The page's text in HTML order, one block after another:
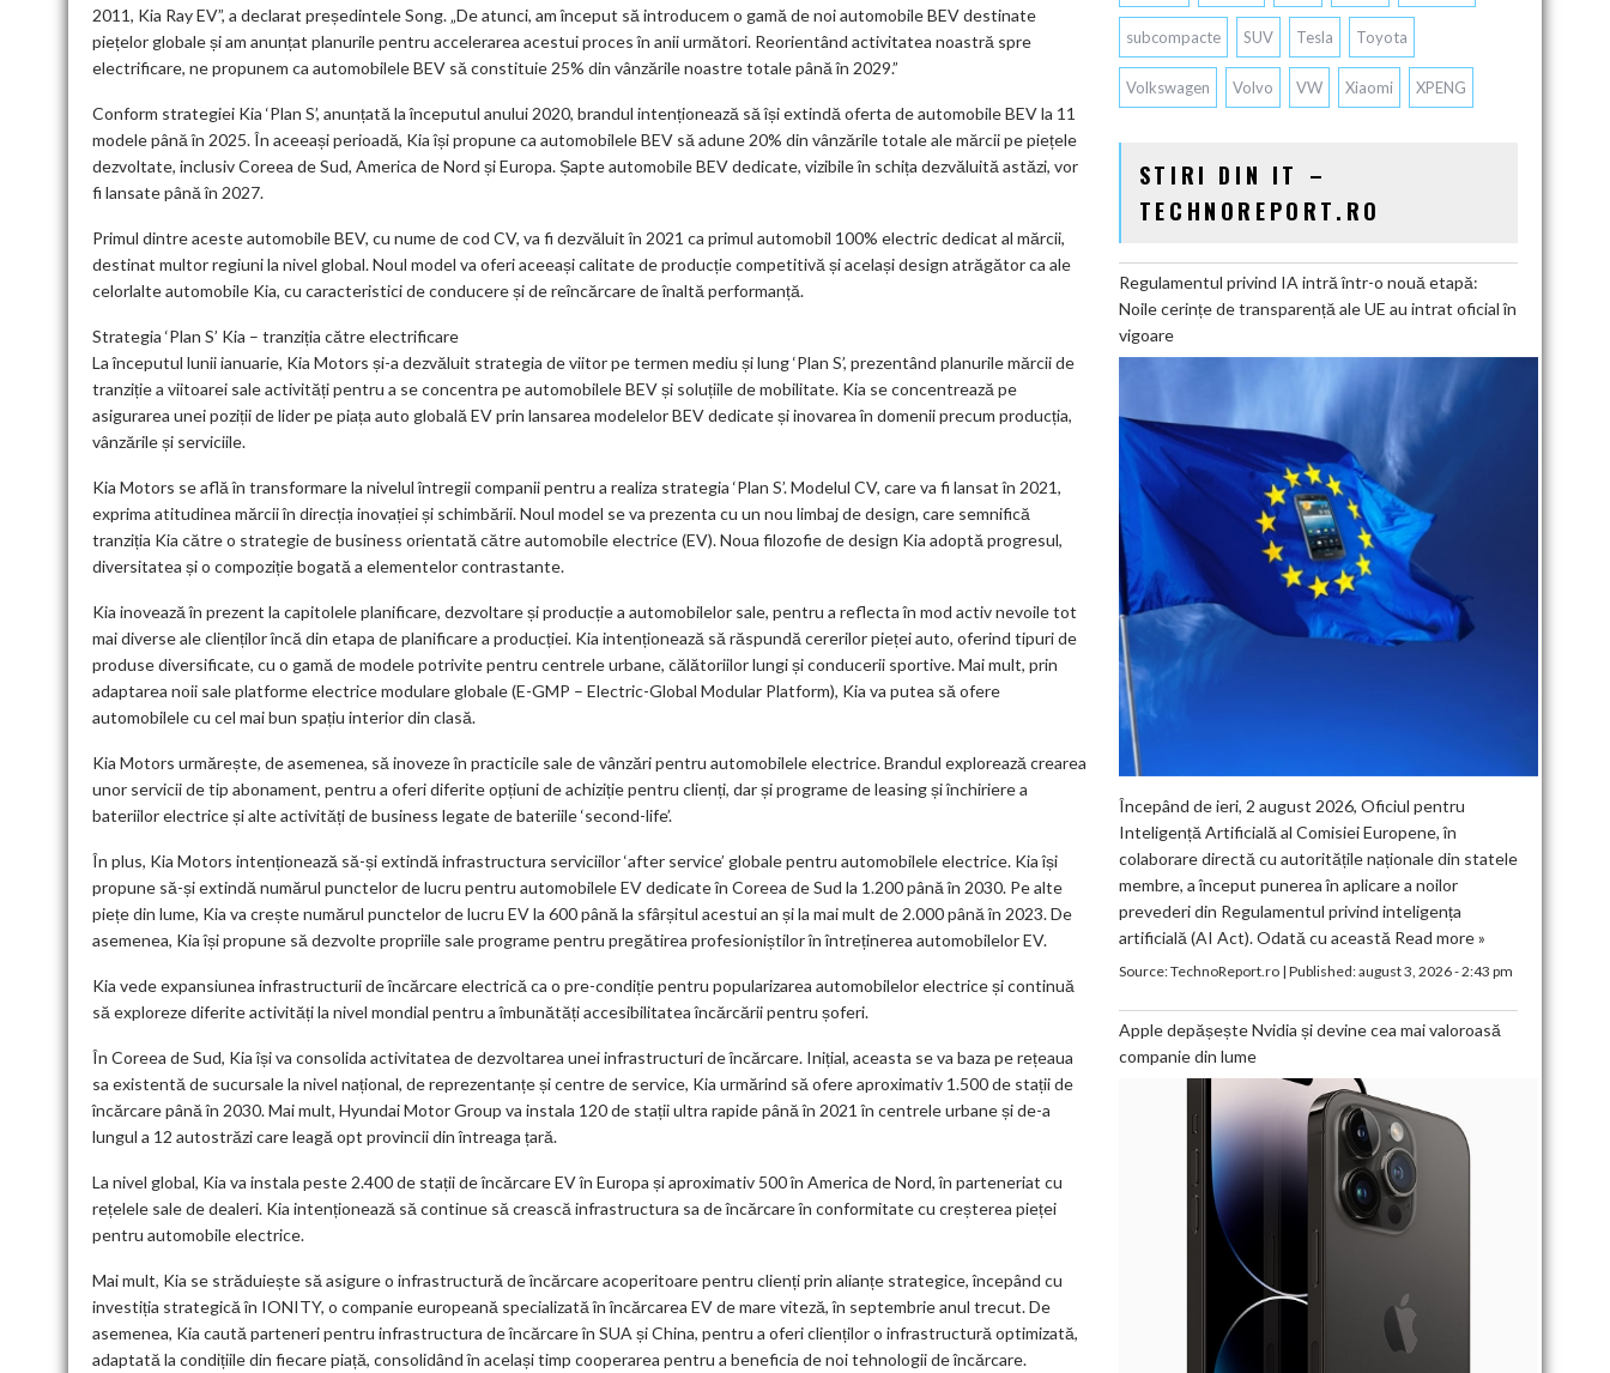
2011, Kia Ray EV”, a declarat președintele Song. „De atunci, am început să introducem o gamă de noi automobile BEV destinate
piețelor globale și am anunțat planurile pentru accelerarea acestui proces în anii următori. Reorientând activitatea noastră spre
electrificare, ne propunem ca automobilele BEV să constituie 25% din vânzările noastre totale până în 2029.”
Conform strategiei Kia ‘Plan S’, anunțată la începutul anului 2020, brandul intenționează să își extindă oferta de automobile BEV la 11
modele până în 2025. În aceeași perioadă, Kia își propune ca automobilele BEV să adune 20% din vânzările totale ale mărcii pe piețele
dezvoltate, inclusiv Coreea de Sud, America de Nord și Europa. Șapte automobile BEV dedicate, vizibile în schița dezvăluită astăzi, vor
fi lansate până în 2027.
Primul dintre aceste automobile BEV, cu nume de cod CV, va fi dezvăluit în 2021 ca primul automobil 100% electric dedicat al mărcii,
destinat multor regiuni la nivel global. Noul model va oferi aceeași calitate de producție competitivă și același design atrăgător ca ale
celorlalte automobile Kia, cu caracteristici de conducere și de reîncărcare de înaltă performanță.
Strategia ‘Plan S’ Kia – tranziția către electrificare
La începutul lunii ianuarie, Kia Motors și-a dezvăluit strategia de viitor pe termen mediu și lung ‘Plan S’, prezentând planurile mărcii de
tranziție a viitoarei sale activități pentru a se concentra pe automobilele BEV și soluțiile de mobilitate. Kia se concentrează pe
asigurarea unei poziții de lider pe piața auto globală EV prin lansarea modelelor BEV dedicate și inovarea în domenii precum producția,
vânzările și serviciile.
Kia Motors se află în transformare la nivelul întregii companii pentru a realiza strategia ‘Plan S’. Modelul CV, care va fi lansat în 2021,
exprima atitudinea mărcii în direcția inovației și schimbării. Noul model se va prezenta cu un nou limbaj de design, care semnifică
tranziția Kia către o strategie de business orientată către automobile electrice (EV). Noua filozofie de design Kia adoptă progresul,
diversitatea și o compoziție bogată a elementelor contrastante.
Kia inovează în prezent la capitolele planificare, dezvoltare și producție a automobilelor sale, pentru a reflecta în mod activ nevoile tot
mai diverse ale clienților încă din etapa de planificare a producției. Kia intenționează să răspundă cererilor pieței auto, oferind tipuri de
produse diversificate, cu o gamă de modele potrivite pentru centrele urbane, călătoriilor lungi și conducerii sportive. Mai mult, prin
adaptarea noii sale platforme electrice modulare globale (E-GMP – Electric-Global Modular Platform), Kia va putea să ofere
automobilele cu cel mai bun spațiu interior din clasă.
Kia Motors urmărește, de asemenea, să inoveze în practicile sale de vânzări pentru automobilele electrice. Brandul explorează crearea
unor servicii de tip abonament, pentru a oferi diferite opțiuni de achiziție pentru clienți, dar și programe de leasing și închiriere a
bateriilor electrice și alte activități de business legate de bateriile ‘second-life’.
În plus, Kia Motors intenționează să-și extindă infrastructura serviciilor ‘after service’ globale pentru automobilele electrice. Kia își
propune să-și extindă numărul punctelor de lucru pentru automobilele EV dedicate în Coreea de Sud la 1.200 până în 2030. Pe alte
piețe din lume, Kia va crește numărul punctelor de lucru EV la 600 până la sfârșitul acestui an și la mai mult de 2.000 până în 2023. De
asemenea, Kia își propune să dezvolte propriile sale programe pentru pregătirea profesioniștilor în întreținerea automobilelor EV.
Kia vede expansiunea infrastructurii de încărcare electrică ca o pre-condiție pentru popularizarea automobilelor electrice și continuă
să exploreze diferite activități la nivel mondial pentru a îmbunătăți accesibilitatea încărcării pentru șoferi.
În Coreea de Sud, Kia își va consolida activitatea de dezvoltarea unei infrastructuri de încărcare. Inițial, aceasta se va baza pe rețeaua
sa existentă de sucursale la nivel național, de reprezentanțe și centre de service, Kia urmărind să ofere aproximativ 1.500 de stații de
încărcare până în 2030. Mai mult, Hyundai Motor Group va instala 120 de stații ultra rapide până în 2021 în centrele urbane și de-a
lungul a 12 autostrăzi care leagă opt provincii din întreaga țară.
La nivel global, Kia va instala peste 2.400 de stații de încărcare EV în Europa și aproximativ 500 în America de Nord, în parteneriat cu
rețelele sale de dealeri. Kia intenționează să continue să crească infrastructura sa de încărcare în conformitate cu creșterea pieței
pentru automobile electrice.
Mai mult, Kia se străduiește să asigure o infrastructură de încărcare acoperitoare pentru clienți prin alianțe strategice, începând cu
investiția strategică în IONITY, o companie europeană specializată în încărcarea EV de mare viteză, în septembrie anul trecut. De
asemenea, Kia caută parteneri pentru infrastructura de încărcare în SUA și China, pentru a oferi clienților o infrastructură optimizată,
adaptată la condițiile din fiecare piață, consolidând în același timp cooperarea pentru a beneficia de noi tehnologii de încărcare.
subcompacte SUV Tesla Toyota
Volkswagen Volvo VW Xiaomi XPENG
STIRI DIN IT –
TECHNOREPORT.RO
Regulamentul privind IA intră într-o nouă etapă:
Noile cerințe de transparență ale UE au intrat oficial în
vigoare
Începând de ieri, 2 august 2026, Oficiul pentru
Inteligență Artificială al Comisiei Europene, în
colaborare directă cu autoritățile naționale din statele
membre, a început punerea în aplicare a noilor
prevederi din Regulamentul privind inteligența
artificială (AI Act). Odată cu această Read more »
Source:TechnoReport.ro| Published:august 3, 2026 - 2:43 pm
Apple depășește Nvidia și devine cea mai valoroasă
companie din lume